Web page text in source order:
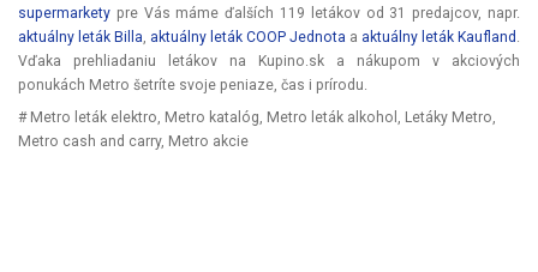
supermarkety pre Vás máme ďalších 119 letákov od 31 predajcov, napr.
aktuálny leták Billa, aktuálny leták COOP Jednota a aktuálny leták Kaufland .
Vďaka prehliadaniu letákov na Kupino.sk a nákupom v akciových
ponukách Metro šetríte svoje peniaze, čas i prírodu.
# Metro leták elektro, Metro katalóg, Metro leták alkohol, Letáky Metro,
Metro cash and carry, Metro akcie